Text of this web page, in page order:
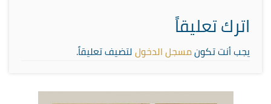
اترك تعليقاً
يجب أنت تكونمسجل الدخوللتضيف تعليقاً.